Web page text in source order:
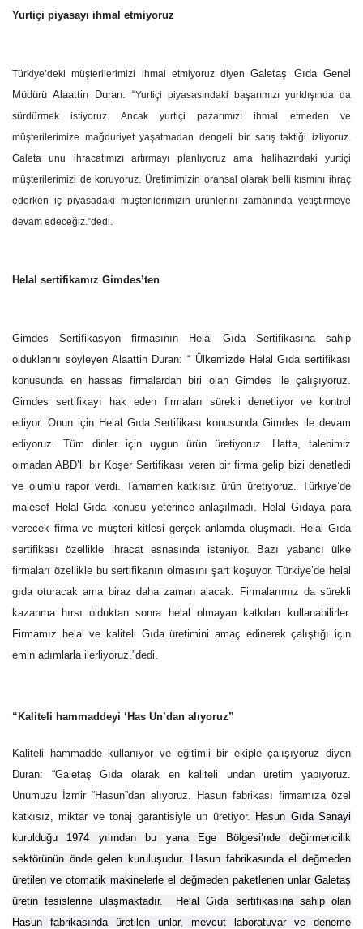
Yurtiçi piyasayı ihmal etmiyoruz
Türkiye’deki müşterilerimizi ihmal etmiyoruz diyenGaletaş Gıda Genel
Müdürü Alaattin
Duran: “Yurtiçi piyasasındaki başarımızı yurtdışında da
sürdürmek istiyoruz. Ancak yurtiçi pazarımızı ihmal etmeden ve
müşterilerimize mağduriyet yaşatmadan dengeli bir satış taktiği izliyoruz.
Galeta unu ihracatımızı artırmayı planlıyoruz ama halihazırdaki yurtiçi
müşterilerimizi de koruyoruz. Üretimimizin oransal olarak belli kısmını ihraç
ederken iç piyasadaki müşterilerimizin ürünlerini zamanında yetiştirmeye
devam edeceğiz.”dedi.
Helal sertifikamız Gimdes’ten
Gimdes Sertifikasyon firmasının Helal Gıda Sertifikasına sahip
olduklarını söyleyen Alaattin Duran: “ Ülkemizde Helal Gıda sertifikası
konusunda en hassas firmalardan biri olan Gimdes ile çalışıyoruz.
Gimdes sertifikayı hak eden firmaları sürekli denetliyor ve kontrol
ediyor. Onun için Helal Gıda Sertifikası konusunda Gimdes ile devam
ediyoruz. Tüm dinler için uygun ürün üretiyoruz. Hatta, talebimiz
olmadan ABD’li bir Koşer Sertifikası veren bir firma gelip bizi denetledi
ve olumlu rapor verdi. Tamamen katkısız ürün üretiyoruz. Türkiye’de
malesef Helal Gıda konusu yeterince anlaşılmadı.
Helal Gıdaya para
verecek firma ve müşteri kitlesi gerçek anlamda oluşmadı. Helal Gıda
sertifikası özellikle ihracat esnasında isteniyor. Bazı yabancı ülke
firmaları özellikle bu sertifikanın olmasını şart koşuyor. Türkiye’de helal
gıda oturacak ama biraz daha zaman alacak. Firmalarımız da sürekli
kazanma hırsı olduktan sonra helal olmayan katkıları kullanabilirler.
Firmamız helal ve kaliteli Gıda üretimini amaç edinerek çalıştığı için
emin adımlarla ilerliyoruz.”dedi.
“Kaliteli hammaddeyi ‘Has Un’dan alıyoruz”
Kaliteli hammadde kullanıyor ve eğitimli bir ekiple çalışıyoruz diyen
Duran: “Galetaş Gıda olarak en kaliteli undan üretim yapıyoruz.
Unumuzu İzmir “Hasun”dan alıyoruz. Hasun fabrikası firmamıza özel
katkısız, miktar ve tonaj garantisiyle un üretiyor. Hasun Gıda Sanayi
kurulduğu 1974 yılından bu yana Ege Bölgesi’nde değirmencilik
sektörünün önde gelen kuruluşudur. Hasun fabrikasında el değmeden
üretilen ve otomatik makinelerle el değmeden paketlenen unlar Galetaş
üretin tesislerine ulaşmaktadır.
Helal Gıda sertifikasına sahip olan
Hasun fabrikasında üretilen unlar, mevcut laboratuvar ve deneme